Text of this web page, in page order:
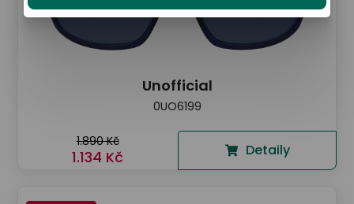
Unofficial
0UO6199
1.890 Kč
1.134 Kč Detaily